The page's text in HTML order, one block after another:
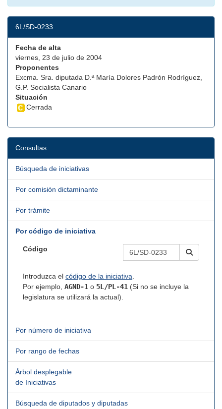
6L/SD-0233
Fecha de alta
viernes, 23 de julio de 2004
Proponentes
Excma. Sra. diputada D.ª María Dolores Padrón Rodríguez,
G.P. Socialista Canario
Situación
Cerrada
Consultas
Búsqueda de iniciativas
Por comisión dictaminante
Por trámite
Por código de iniciativa
Código
Introduzca el código de la iniciativa.
Por ejemplo, AGND-1 o 5L/PL-41 (Si no se incluye la
legislatura se utilizará la actual).
Por número de iniciativa
Por rango de fechas
Árbol desplegable
de Iniciativas
Búsqueda de diputados y diputadas